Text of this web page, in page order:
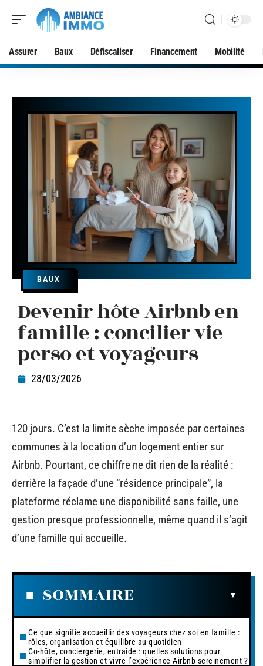
Assurer Baux Défiscaliser Financement Mobilité
BAUX
Devenir hôte Airbnb en
famille : concilier vie
perso et voyageurs
28/03/2026
120 jours. C’est la limite sèche imposée par certaines
communes à la location d’un logement entier sur
Airbnb. Pourtant, ce chiffre ne dit rien de la réalité :
derrière la façade d’une “résidence principale”, la
plateforme réclame une disponibilité sans faille, une
gestion presque professionnelle, même quand il s’agit
d’une famille qui accueille.
SOMMAIRE
Ce que signifie accueillir des voyageurs chez soi en famille :
rôles, organisation et équilibre au quotidien
Co-hôte, conciergerie, entraide : quelles solutions pour
simplifier la gestion et vivre l’expérience Airbnb sereinement ?